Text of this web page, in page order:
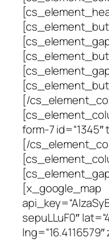
[cs_element_gap
[/
form-7
[/
[x_google_map
sepuLLuF0″
lng=“16.4116579″